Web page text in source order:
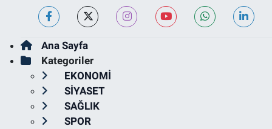
Ana Sayfa
Kategoriler
EKONOMİ
SİYASET
SAĞLIK
SPOR